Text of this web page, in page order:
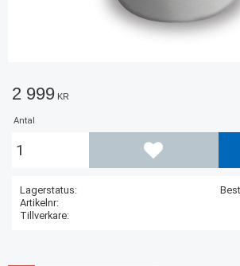
2 999 KR
Antal
Lägg till i
Lagerstatus
Artikelnr
Tillverkare